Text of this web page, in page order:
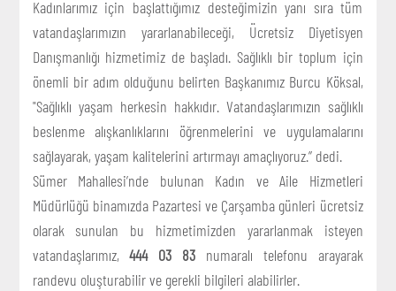
Kadınlarımız için başlattığımız desteğimizin yanı sıra tüm
vatandaşlarımızın yararlanabileceği, Ücretsiz Diyetisyen
Danışmanlığı hizmetimiz de başladı. Sağlıklı bir toplum için
önemli bir adım olduğunu belirten Başkanımız Burcu Köksal,
"Sağlıklı yaşam herkesin hakkıdır. Vatandaşlarımızın sağlıklı
beslenme alışkanlıklarını öğrenmelerini ve uygulamalarını
sağlayarak, yaşam kalitelerini artırmayı amaçlıyoruz.” dedi.
Sümer Mahallesi’nde bulunan Kadın ve Aile Hizmetleri
Müdürlüğü binamızda Pazartesi ve Çarşamba günleri ücretsiz
olarak sunulan bu hizmetimizden yararlanmak isteyen
vatandaşlarımız,444 03 83 numaralı telefonu arayarak
randevu oluşturabilir ve gerekli bilgileri alabilirler.